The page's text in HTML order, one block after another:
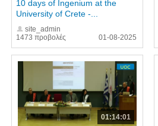
1473 προβολές
10 days of Ingenium at the
University of Crete -...
site_admin
01-08-2025
01:14:01